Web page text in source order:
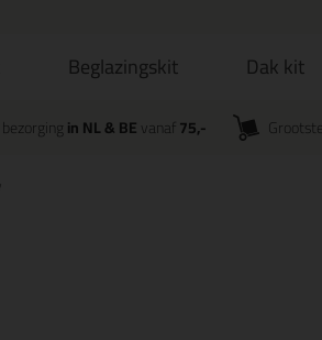
Beglazingskit Dak kit
bezorgingin NL & BEvanaf 75,-